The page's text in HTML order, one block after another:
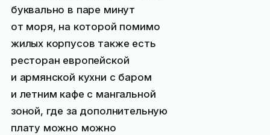
буквально в паре минут
от моря, на которой помимо
жилых корпусов также есть
ресторан европейской
и армянской кухни с баром
и летним кафе с мангальной
зоной, где за дополнительную
плату можно можно